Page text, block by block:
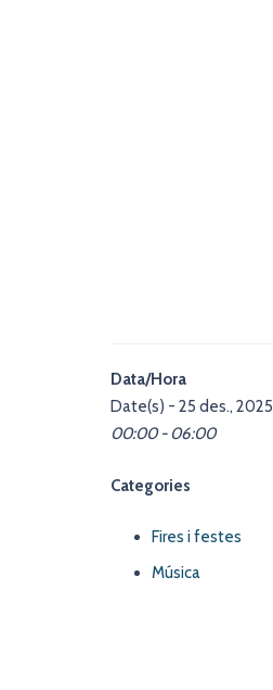
Data/Hora
Date(s) - 25 des., 2025
00:00 - 06:00
Categories
Fires i festes
Música